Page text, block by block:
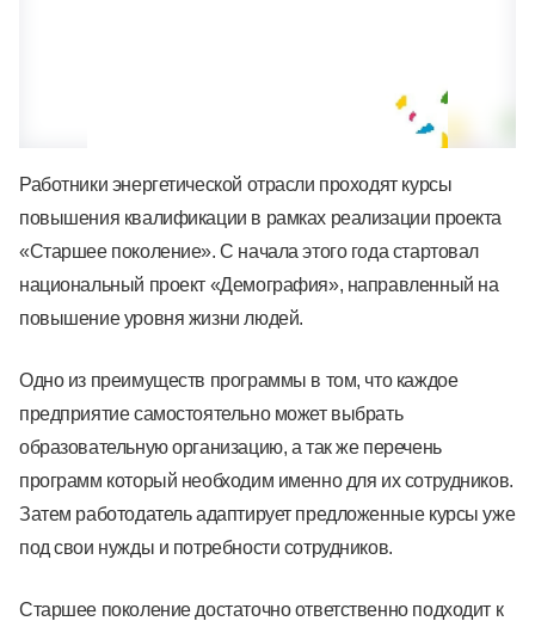
Работники энергетической отрасли проходят курсы
повышения квалификации в рамках реализации проекта
«Старшее поколение». С начала этого года стартовал
национальный проект «Демография», направленный на
повышение уровня жизни людей.
Одно из преимуществ программы в том, что каждое
предприятие самостоятельно может выбрать
образовательную организацию, а так же перечень
программ который необходим именно для их сотрудников.
Затем работодатель адаптирует предложенные курсы уже
под свои нужды и потребности сотрудников.
Старшее поколение достаточно ответственно подходит к